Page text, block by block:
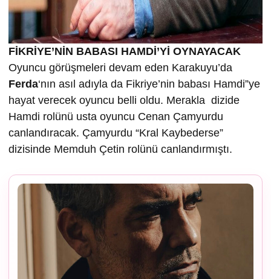
FİKRİYE’NİN BABASI HAMDİ’Yİ OYNAYACAK
Oyuncu görüşmeleri devam eden Karakuyu’da
Ferda‘nın asıl adıyla da Fikriye’nin babası Hamdi”ye
hayat verecek oyuncu belli oldu. Merakla dizide
Hamdi rolünü usta oyuncu Cenan Çamyurdu
canlandıracak. Çamyurdu “Kral Kaybederse”
dizisinde Memduh Çetin rolünü canlandırmıştı.